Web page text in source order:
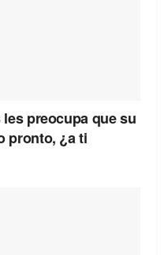
preocupa que su
pronto, ¿a ti